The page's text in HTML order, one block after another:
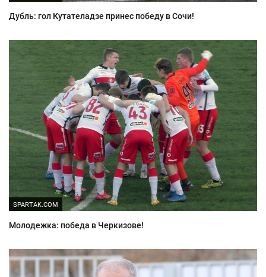
Дубль: гол Кутателадзе принес победу в Сочи!
SPARTAK.COM
Молодежка: победа в Черкизове!